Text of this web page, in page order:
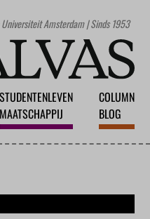
Amsterdam | Sinds 1953
STUDENTENLEVEN
MAATSCHAPPIJ
COLUMN
BLOG